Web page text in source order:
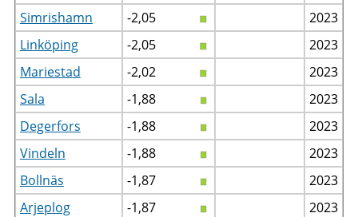
Simrishamn
-2,05
2023
Linköping
-2,05
2023
Mariestad
-2,02
2023
Sala
-1,88
2023
Degerfors
-1,88
2023
Vindeln
-1,88
2023
Bollnäs
-1,87
2023
Arjeplog
-1,87
2023